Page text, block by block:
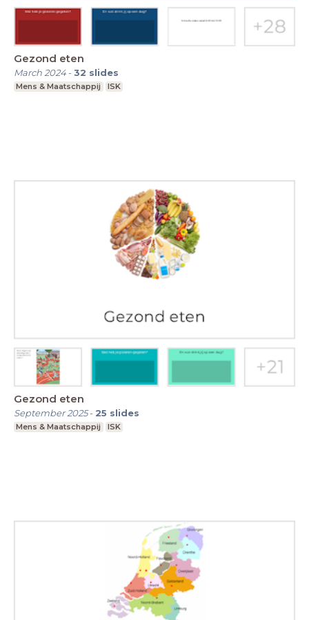
Gezond eten
March 2024-32 slides
Mens & Maatschappij ISK
Gezond eten
September 2025- 25 slides
Mens & Maatschappij ISK